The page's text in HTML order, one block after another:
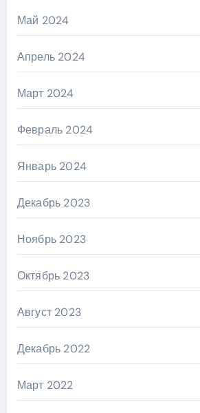
Май 2024
Апрель 2024
Март 2024
Февраль 2024
Январь 2024
Декабрь 2023
Ноябрь 2023
Октябрь 2023
Август 2023
Декабрь 2022
Март 2022